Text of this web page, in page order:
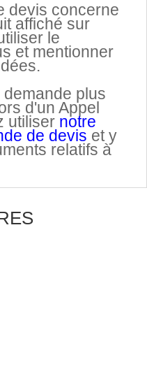
devis concerne
affiché sur
le
et mentionner
plus
d'un Appel
utiliser notre
de devis et y
relatifs à